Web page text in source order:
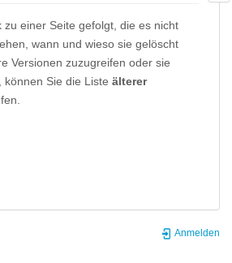
zu einer Seite gefolgt, die es nicht
wann und wieso sie gelöscht
Versionen zuzugreifen oder sie
Sie die Liste älterer
Anmelden